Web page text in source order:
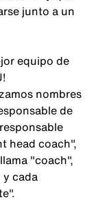
junto a un
equipo de
nombres
de
head coach",
"coach",
y cada